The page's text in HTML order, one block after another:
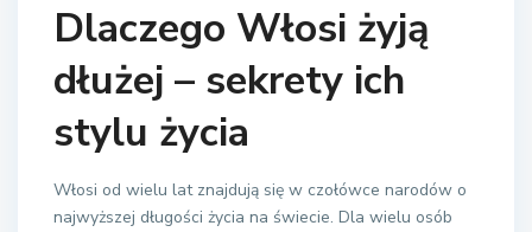
Dlaczego Włosi żyją
dłużej – sekrety ich
stylu życia
Włosi od wielu lat znajdują się w czołówce narodów o
najwyższej długości życia na świecie. Dla wielu osób